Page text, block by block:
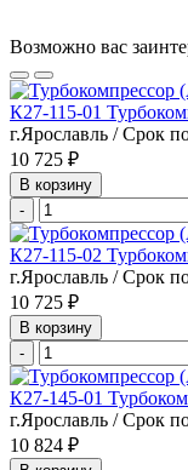
Возможно вас
К27-115-01
г.Ярославль / Срок
10 725 ₽
В корзину
-
К27-115-02
г.Ярославль / Срок
10 725 ₽
В корзину
-
К27-145-01
г.Ярославль / Срок
10 824 ₽